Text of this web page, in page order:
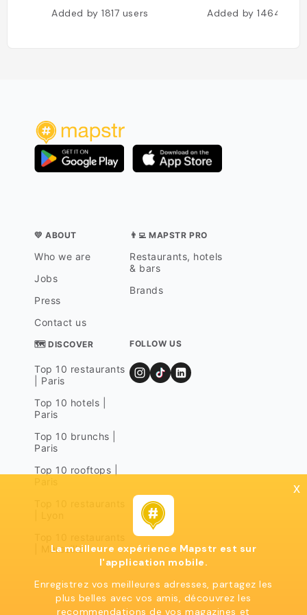
Added by1817 users Added by1464
💛 ABOUT
Who we are
Jobs
Press
Contact us
👨‍💻 MAPSTR PRO
Restaurants, hotels
& bars
Brands
🗺 DISCOVER
Top 10 restaurants
| Paris
Top 10 hotels |
Paris
Top 10 brunchs |
Paris
Top 10 rooftops |
| Marseille
FOLLOW US
x
La meilleure expérience Mapstr est sur
l'application mobile.
Enregistrez vos meilleures adresses, partagez les
plus belles avec vos amis, découvrez les
recommendations de vos magazines et